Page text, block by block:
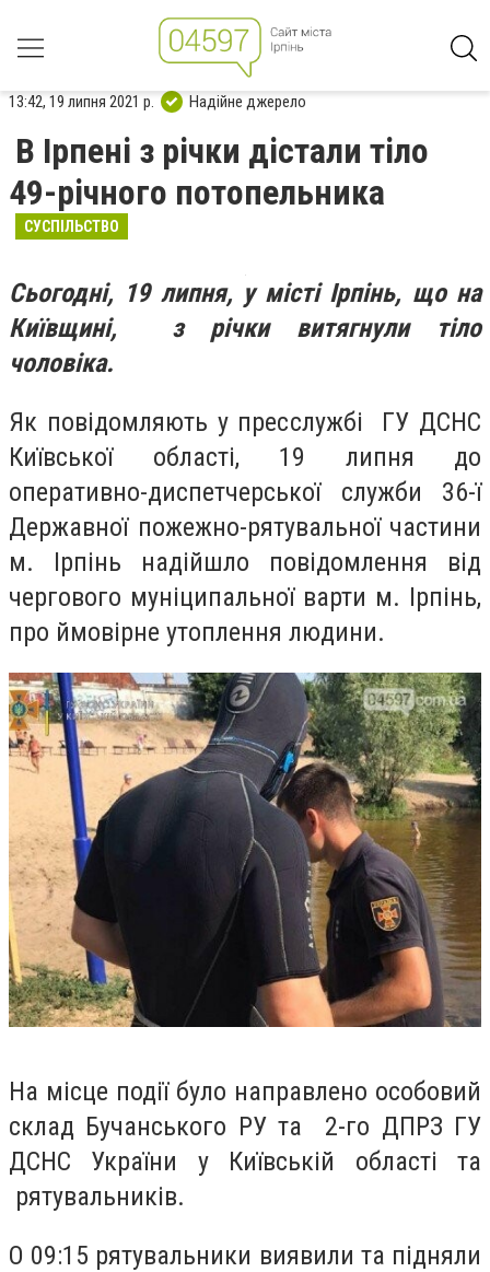
13:42, 19 липня 2021 р. Надійне джерело
В Ірпені з річки дістали тіло
49-річного потопельника
СУСПІЛЬСТВО
Сьогодні, 19 липня, у місті Ірпінь, що на
Київщині, з річки витягнули тіло
чоловіка.
Як повідомляють у пресслужбі ГУ ДСНС
Київської області, 19 липня до
оперативно-диспетчерської служби 36-ї
Державної пожежно-рятувальної частини
м. Ірпінь надійшло повідомлення від
чергового муніципальної варти м. Ірпінь,
про ймовірне утоплення людини.
На місце події було направлено особовий
склад Бучанського РУ та 2-го ДПРЗ ГУ
ДСНС України у Київській області та
рятувальників.
О 09:15 рятувальники виявили та підняли